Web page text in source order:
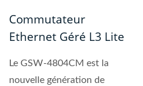
Commutateur
Ethernet Géré L3 Lite
Le GSW-4804CM est la
nouvelle génération de